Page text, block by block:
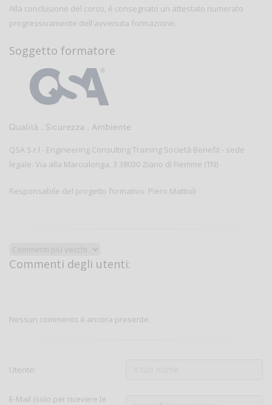
Alla conclusione del corso, è consegnato un attestato numerato
progressivamente dell'avvenuta formazione.
Soggetto formatore
QSA S.r.l - Engineering Consulting Training Società Benefit - sede
legale: Via alla Marcialonga, 3 38030 Ziano di Fiemme (TN)
Responsabile del progetto formativo: Piero Mattioli
Commenti degli utenti:
Nessun commento è ancora presente.
Utente:
E-Mail (solo per ricevere le